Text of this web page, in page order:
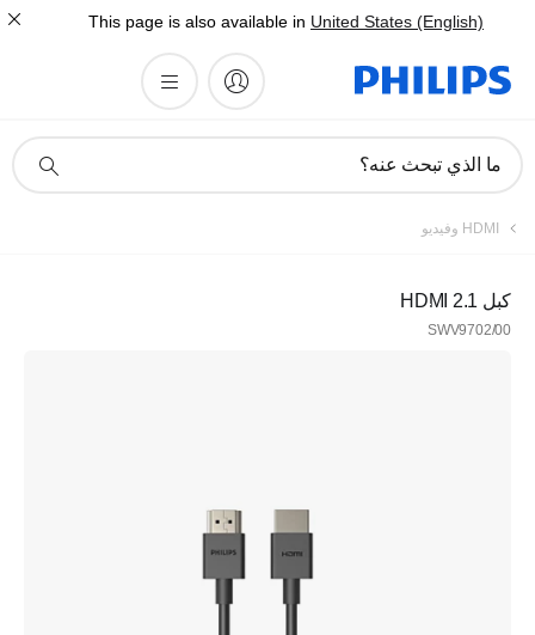
This page is also available in United States (English)
دعم
ما الذي تبحث عنه؟
HDMI وفيديو
كبل HDMI 2.1
SWV9702/00